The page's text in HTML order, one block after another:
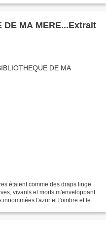
DE MA MERE...Extrait
étaient comme des draps linge
vivants et morts m'enveloppant
l'azur et l'ombre et les